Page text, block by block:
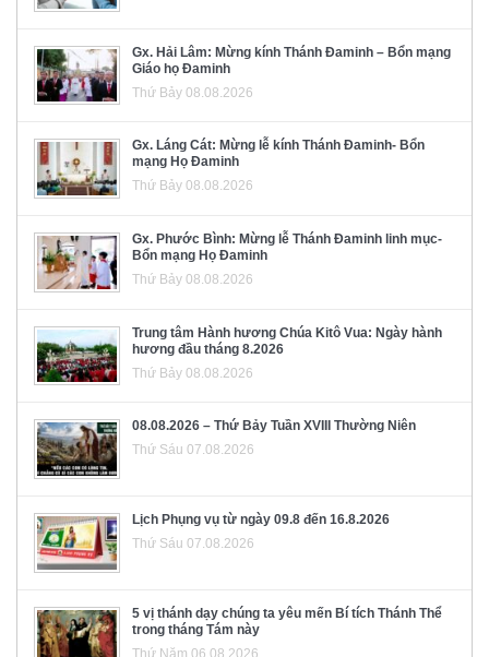
Gx. Hải Lâm: Mừng kính Thánh Đaminh – Bổn mạng
Giáo họ Đaminh
Thứ Bảy 08.08.2026
Gx. Láng Cát: Mừng lễ kính Thánh Đaminh- Bổn
mạng Họ Đaminh
Thứ Bảy 08.08.2026
Gx. Phước Bình: Mừng lễ Thánh Đaminh linh mục-
Bổn mạng Họ Đaminh
Thứ Bảy 08.08.2026
Trung tâm Hành hương Chúa Kitô Vua: Ngày hành
hương đầu tháng 8.2026
Thứ Bảy 08.08.2026
08.08.2026 – Thứ Bảy Tuần XVIII Thường Niên
Thứ Sáu 07.08.2026
Lịch Phụng vụ từ ngày 09.8 đến 16.8.2026
Thứ Sáu 07.08.2026
5 vị thánh dạy chúng ta yêu mến Bí tích Thánh Thể
trong tháng Tám này
Thứ Năm 06.08.2026